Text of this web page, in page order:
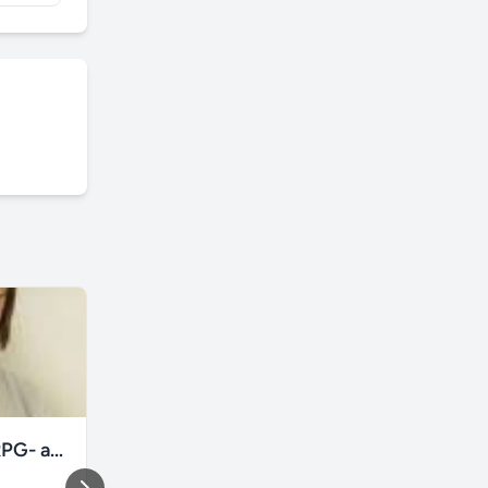
Fisioterapia- RPG- acupuntura Freguesia RJ